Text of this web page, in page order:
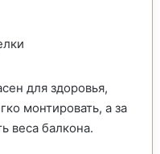
для здоровья,
монтировать, а за
веса балкона.